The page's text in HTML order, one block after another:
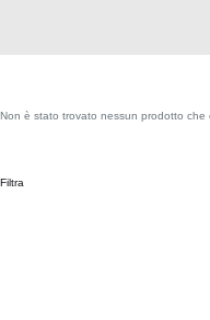
Non è stato trovato nessun prodotto che
Filtra